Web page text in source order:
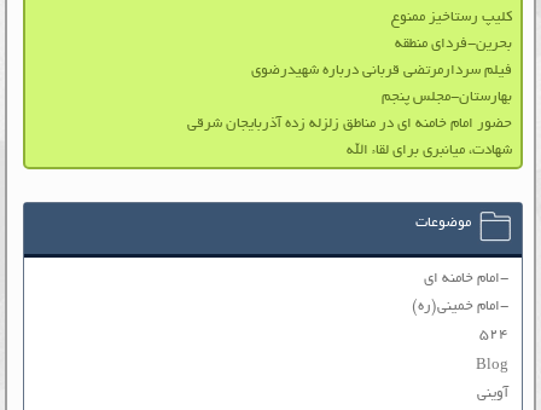
کلیپ رستاخیز ممنوع
بحرین-فردای منطقه
فیلم سردارمرتضی قربانی درباره شهیدرضوی
بهارستان-مجلس پنجم
حضور امام خامنه ای در مناطق زلزله زده آذربایجان شرقی
شهادت، میانبری برای لقاء الله
موضوعات
-امام خامنه ای
-امام خمینی(ره)
۵۲۴
Blog
آوینی